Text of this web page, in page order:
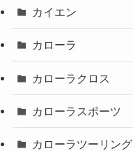
カイエン
カローラ
カローラクロス
カローラスポーツ
カローラツーリング